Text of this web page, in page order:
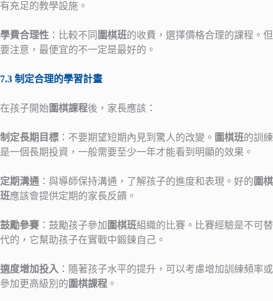
有充足的教學設施。
學費合理性 ：比較不同 圍棋班的收費，選擇價格合理的課程。但
要注意，最便宜的不一定是最好的。
7.3 制定合理的學習計畫
在孩子開始圍棋課程後，家長應該：
制定長期目標 ：不要期望短期內見到驚人的改變。 圍棋班的訓練
是一個長期投資，一般需要至少一年才能看到明顯的效果。
定期溝通 ：與導師保持溝通，了解孩子的進度和表現。好的 圍棋
班應該會提供定期的家長反饋。
鼓勵參賽 ：鼓勵孩子參加 圍棋班組織的比賽。比賽經驗是不可替
代的，它幫助孩子在實戰中鍛鍊自己。
適度增加投入 ：隨著孩子水平的提升，可以考慮增加訓練頻率或
參加更高級別的 圍棋課程 。